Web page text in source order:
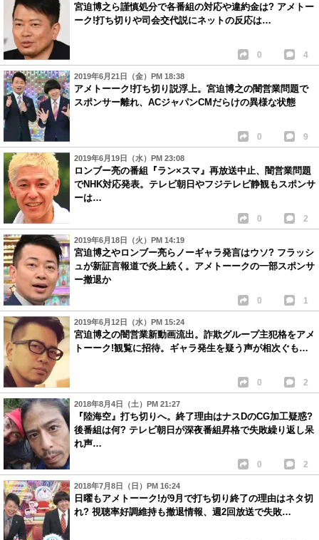
宮迫博之ら謹慎処分で各番組の対応や違約金は? アメトー
ーク!打ち切りや司会交代説にネットの反応は…
0 4
2019年6月21日（金）PM 18:38
アメトーーク!打ち切り説浮上。宮迫博之の闇営業問題で
スポンサー離れ、ACジャパンCMだらけの異様な状態
0 9
2019年6月19日（水）PM 23:08
ロンブー亮の番組『ラン×スマ』再放送中止、闇営業問題
でNHK対応発表。テレビ朝日やフジテレビ静観もスポンサ
ーは…
0 2
2019年6月18日（火）PM 14:19
宮迫博之やロンブー亮らノーギャラ発言はウソ? フラッシ
ュが新証言報道で炎上続く。アメトーークの一部スポンサ
ー撤退か
0 1
2019年6月12日（水）PM 15:24
宮迫博之の闇営業新動画流出。詐欺グループ主犯格をアメ
トーーク!観覧に招待。ギャラ発生を疑う声が相次ぐも…
0 2
2018年8月4日（土）PM 21:27
『陸海空』打ち切りへ。終了理由はナスDのCG加工疑惑?
後番組は何? テレビ朝日が深夜番組昇格で失敗繰り返し呆
れ声…
0 2
2018年7月8日（日）PM 16:24
日曜もアメトーーク!が9月で打ち切り終了の理由はネタ切
れ? 視聴率好調維持も撤退情報、週2回放送で失敗…